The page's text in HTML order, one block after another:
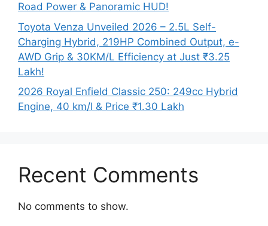
Road Power & Panoramic HUD!
Toyota Venza Unveiled 2026 – 2.5L Self-
Charging Hybrid, 219HP Combined Output, e-
AWD Grip & 30KM/L Efficiency at Just ₹3.25
Lakh!
2026 Royal Enfield Classic 250: 249cc Hybrid
Engine, 40 km/l & Price ₹1.30 Lakh
Recent Comments
No comments to show.